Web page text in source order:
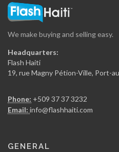
We make buying and selling easy.
Headquarters:
Flash Haiti
19, rue Magny Pétion-Ville, Port-
Phone: +509 37 37 3232
Email: info@flashhaiti.com
GENERAL